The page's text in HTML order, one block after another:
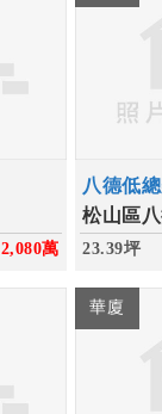
2,080萬
八德低
松山區
23.39坪
華廈